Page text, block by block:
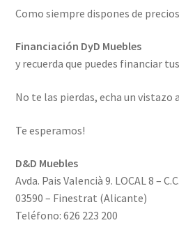
Como siempre dispones de
Financiación DyD Muebles
y recuerda que puedes financiar
No te las pierdas, echa un
Te esperamos!
D&D Muebles
Avda. Pais Valencià 9. LOCAL 8 –
03590 – Finestrat (Alicante)
Teléfono: 626 223 200